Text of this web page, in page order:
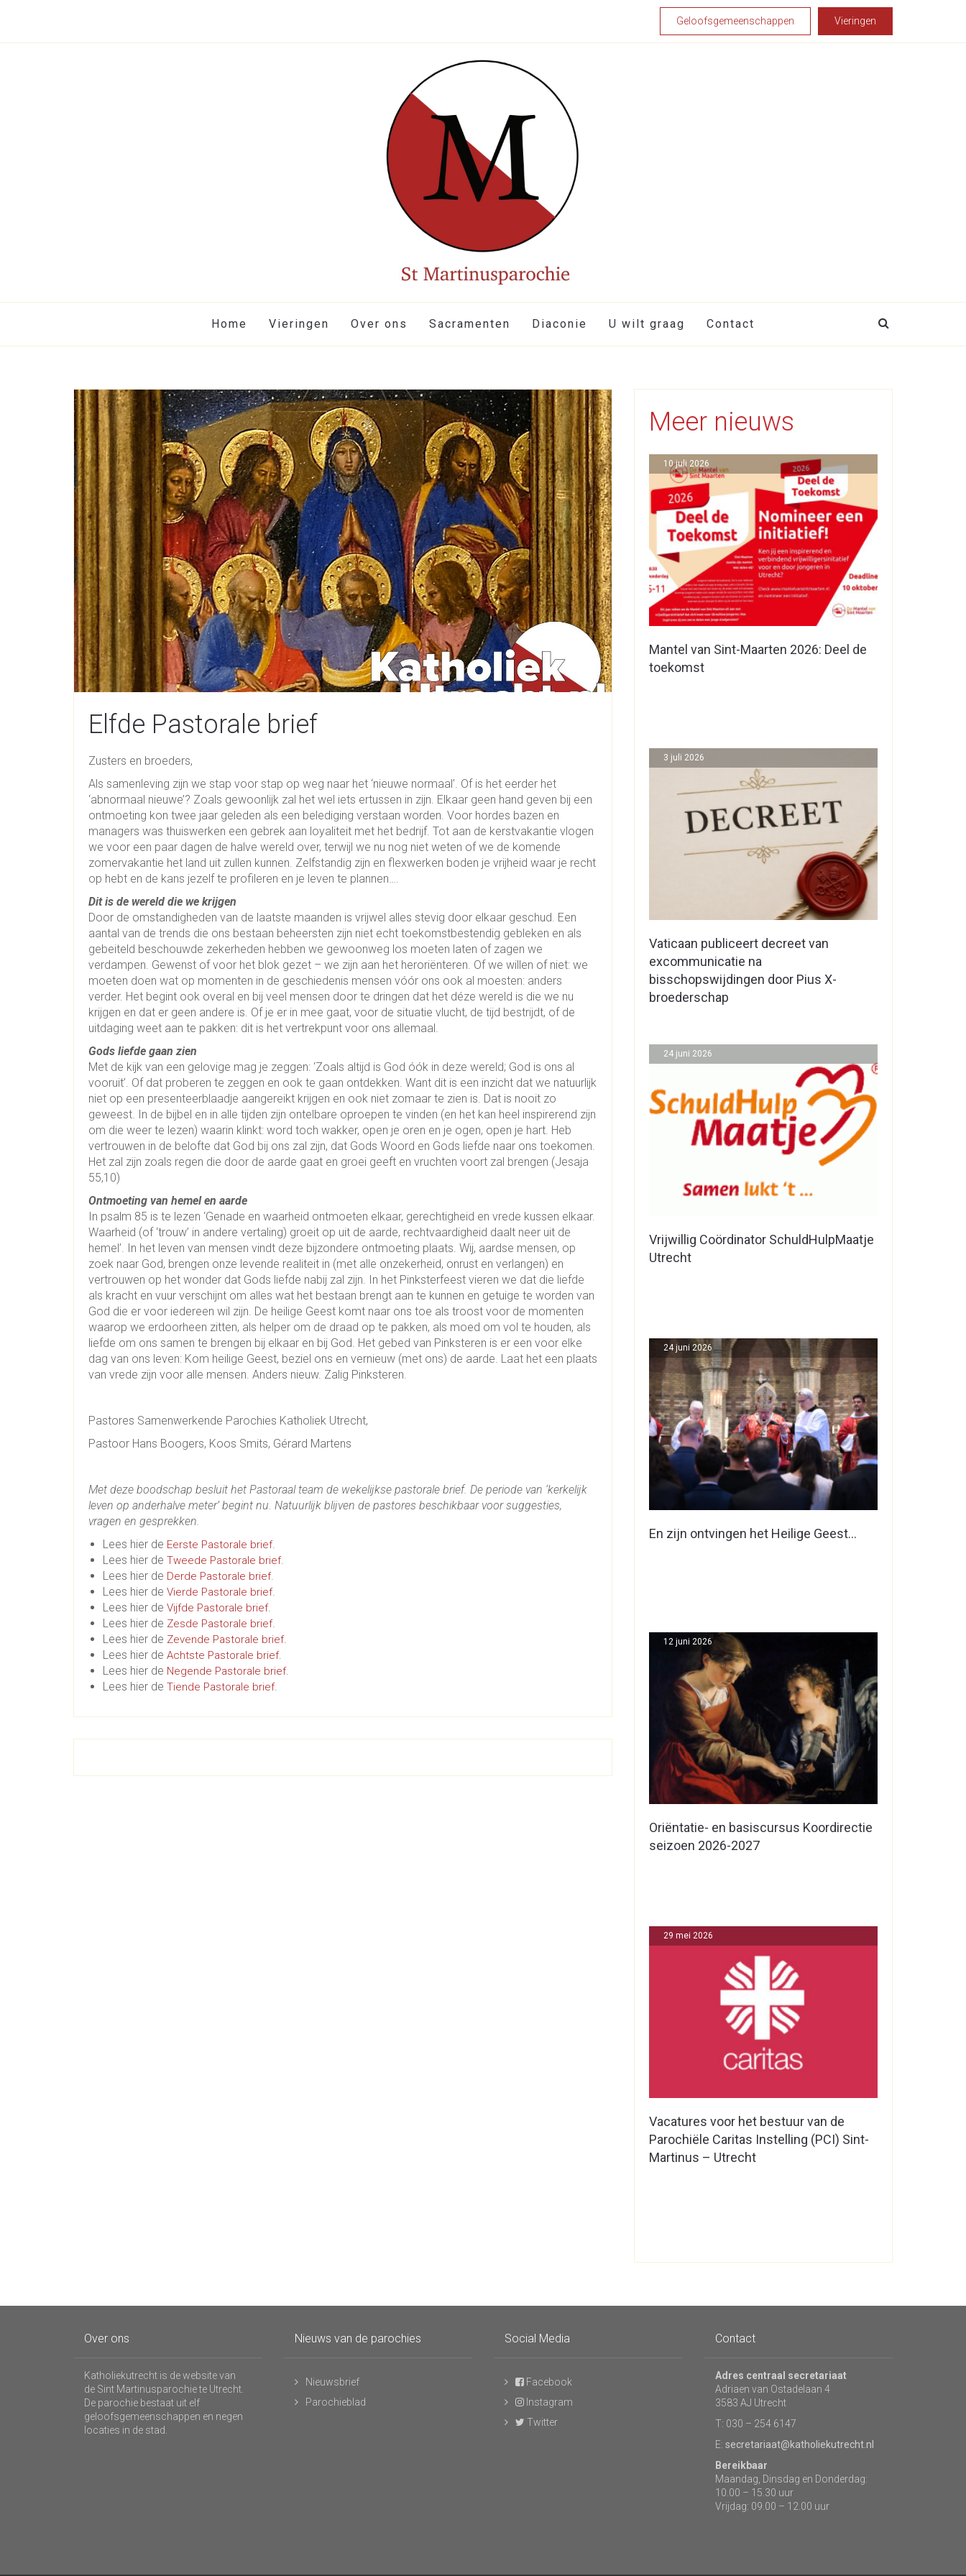
Geloofsgemeenschappen Vieringen
Home Vieringen Over ons Sacramenten Diaconie U wilt graag Contact
Elfde Pastorale brief
Zusters en broeders,
Als samenleving zijn we stap voor stap op weg naar het ‘nieuwe normaal’. Of is het eerder het
‘abnormaal nieuwe’? Zoals gewoonlijk zal het wel iets ertussen in zijn. Elkaar geen hand geven bij een
ontmoeting kon twee jaar geleden als een belediging verstaan worden. Voor hordes bazen en
managers was thuiswerken een gebrek aan loyaliteit met het bedrijf. Tot aan de kerstvakantie vlogen
we voor een paar dagen de halve wereld over, terwijl we nu nog niet weten of we de komende
zomervakantie het land uit zullen kunnen. Zelfstandig zijn en flexwerken boden je vrijheid waar je recht
op hebt en de kans jezelf te profileren en je leven te plannen….
Dit is de wereld die we krijgen
Door de omstandigheden van de laatste maanden is vrijwel alles stevig door elkaar geschud. Een
aantal van de trends die ons bestaan beheersten zijn niet echt toekomstbestendig gebleken en als
gebeiteld beschouwde zekerheden hebben we gewoonweg los moeten laten of zagen we
verdampen. Gewenst of voor het blok gezet – we zijn aan het heroriënteren. Of we willen of niet: we
moeten doen wat op momenten in de geschiedenis mensen vóór ons ook al moesten: anders
verder. Het begint ook overal en bij veel mensen door te dringen dat het déze wereld is die we nu
krijgen en dat er geen andere is. Of je er in mee gaat, voor de situatie vlucht, de tijd bestrijdt, of de
uitdaging weet aan te pakken: dit is het vertrekpunt voor ons allemaal.
Gods liefde gaan zien
Met de kijk van een gelovige mag je zeggen: ‘Zoals altijd is God óók in deze wereld; God is ons al
vooruit’. Of dat proberen te zeggen en ook te gaan ontdekken. Want dit is een inzicht dat we natuurlijk
niet op een presenteerblaadje aangereikt krijgen en ook niet zomaar te zien is. Dat is nooit zo
geweest. In de bijbel en in alle tijden zijn ontelbare oproepen te vinden (en het kan heel inspirerend zijn
om die weer te lezen) waarin klinkt: word toch wakker, open je oren en je ogen, open je hart. Heb
vertrouwen in de belofte dat God bij ons zal zijn, dat Gods Woord en Gods liefde naar ons toekomen.
Het zal zijn zoals regen die door de aarde gaat en groei geeft en vruchten voort zal brengen (Jesaja
55,10)
Ontmoeting van hemel en aarde
In psalm 85 is te lezen ‘Genade en waarheid ontmoeten elkaar, gerechtigheid en vrede kussen elkaar.
Waarheid (of ‘trouw’ in andere vertaling) groeit op uit de aarde, rechtvaardigheid daalt neer uit de
hemel’. In het leven van mensen vindt deze bijzondere ontmoeting plaats. Wij, aardse mensen, op
zoek naar God, brengen onze levende realiteit in (met alle onzekerheid, onrust en verlangen) en
vertrouwen op het wonder dat Gods liefde nabij zal zijn. In het Pinksterfeest vieren we dat die liefde
als kracht en vuur verschijnt om alles wat het bestaan brengt aan te kunnen en getuige te worden van
God die er voor iedereen wil zijn. De heilige Geest komt naar ons toe als troost voor de momenten
waarop we erdoorheen zitten, als helper om de draad op te pakken, als moed om vol te houden, als
liefde om ons samen te brengen bij elkaar en bij God. Het gebed van Pinksteren is er een voor elke
dag van ons leven: Kom heilige Geest, beziel ons en vernieuw (met ons) de aarde. Laat het een plaats
van vrede zijn voor alle mensen. Anders nieuw. Zalig Pinksteren.
Pastores Samenwerkende Parochies Katholiek Utrecht,
Pastoor Hans Boogers, Koos Smits, Gérard Martens
Met deze boodschap besluit het Pastoraal team de wekelijkse pastorale brief. De periode van ‘kerkelijk
leven op anderhalve meter’ begint nu. Natuurlijk blijven de pastores beschikbaar voor suggesties,
vragen en gesprekken.
Lees hier de Eerste Pastorale brief.
Lees hier de Tweede Pastorale brief.
Lees hier de Derde Pastorale brief.
Lees hier de Vierde Pastorale brief.
Lees hier de Vijfde Pastorale brief.
Lees hier de Zesde Pastorale brief.
Lees hier de Zevende Pastorale brief.
Lees hier de Achtste Pastorale brief.
Lees hier de Negende Pastorale brief.
Lees hier de Tiende Pastorale brief.
Meer nieuws
Mantel van Sint-Maarten 2026: Deel de
toekomst
10 juli 2026
Vaticaan publiceert decreet van
excommunicatie na
bisschopswijdingen door Pius X-
broederschap
3 juli 2026
Vrijwillig Coördinator SchuldHulpMaatje
Utrecht
24 juni 2026
En zijn ontvingen het Heilige Geest…
24 juni 2026
Oriëntatie- en basiscursus Koordirectie
seizoen 2026-2027
12 juni 2026
Vacatures voor het bestuur van de
Parochiële Caritas Instelling (PCI) Sint-
Martinus – Utrecht
29 mei 2026
Over ons
Katholiekutrecht is de website van
de Sint Martinusparochie te Utrecht.
De parochie bestaat uit elf
geloofsgemeenschappen en negen
locaties in de stad.
Nieuws van de parochies
Nieuwsbrief
Parochieblad
Social Media
Facebook
Instagram
Twitter
Contact
Adres centraal secretariaat
Adriaen van Ostadelaan 4
3583 AJ Utrecht
T: 030 – 254 6147
E: secretariaat@katholiekutrecht.nl
Bereikbaar
Maandag, Dinsdag en Donderdag:
10.00 – 15.30 uur
Vrijdag: 09.00 – 12.00 uur